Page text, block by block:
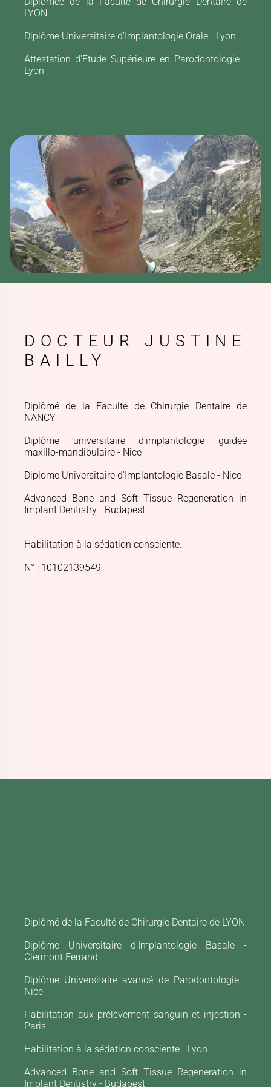
LYON
Diplôme Universitaire d'Implantologie Orale - Lyon
Attestation d'Etude Supérieure en Parodontologie -
Lyon
DOCTEUR JUSTINE
BAILLY
Diplômé de la Faculté de Chirurgie Dentaire de
NANCY
Diplôme universitaire d'implantologie guidée
maxillo-mandibulaire - Nice
Diplome Universitaire d'Implantologie Basale - Nice
Advanced Bone and Soft Tissue Regeneration in
Implant Dentistry - Budapest
Habilitation à la sédation consciente.
N° : 10102139549
Diplômé de la Faculté de Chirurgie Dentaire de LYON
Diplôme Universitaire d'Implantologie Basale -
Clermont Ferrand
Diplôme Universitaire avancé de Parodontologie -
Nice
Habilitation aux prélèvement sanguin et injection -
Paris
Habilitation à la sédation consciente - Lyon
Advanced Bone and Soft Tissue Regeneration in
Implant Dentistry - Budapest